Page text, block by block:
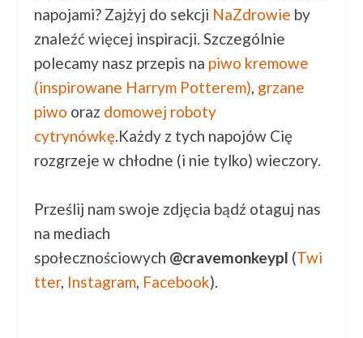
napojami? Zajżyj do sekcji NaZdrowie by
znaleźć więcej inspiracji. Szczególnie
polecamy nasz przepis na piwo kremowe
(inspirowane Harrym Potterem), grzane
piwo oraz domowej roboty
cytrynówkę.Każdy z tych napojów Cię
rozgrzeje w chłodne (i nie tylko) wieczory.
Prześlij nam swoje zdjęcia bądź otaguj nas
na mediach
społecznościowych @cravemonkeypl (Twi
tter, Instagram, Facebook).